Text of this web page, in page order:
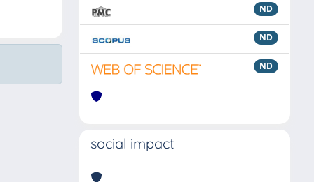
ND
ND
ND
social impact